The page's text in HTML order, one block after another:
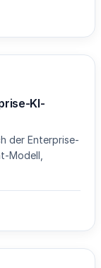
KI-
der Enterprise-
Modell,